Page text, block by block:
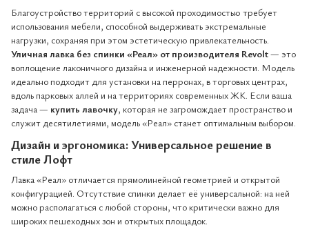
Благоустройство территорий с высокой проходимостью требует
использования мебели, способной выдерживать экстремальные
нагрузки, сохраняя при этом эстетическую привлекательность.
Уличная лавка без спинки «Реал» от производителя Revolt— это
воплощение лаконичного дизайна и инженерной надежности. Модель
идеально подходит для установки на перронах, в торговых центрах,
вдоль парковых аллей и на территориях современных ЖК. Если ваша
задача — купить лавочку, которая не загромождает пространство и
служит десятилетиями, модель «Реал» станет оптимальным выбором.
Дизайн и эргономика: Универсальное решение в
стиле Лофт
Лавка «Реал» отличается прямолинейной геометрией и открытой
конфигурацией. Отсутствие спинки делает её универсальной: на ней
можно располагаться с любой стороны, что критически важно для
широких пешеходных зон и открытых площадок.